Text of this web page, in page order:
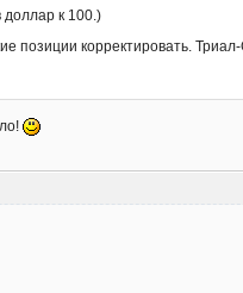
доллар к 100.)
позиции корректировать.